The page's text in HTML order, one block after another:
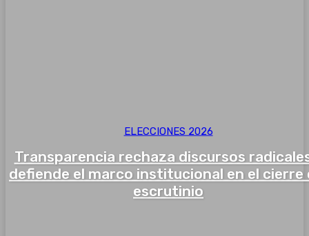
ELECCIONES 2026
Transparencia rechaza discursos
defiende el marco institucional en el cierre
escrutinio